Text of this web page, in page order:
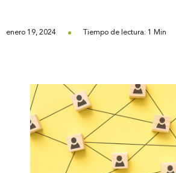
enero 19, 2024 Tiempo de lectura: 1 Min